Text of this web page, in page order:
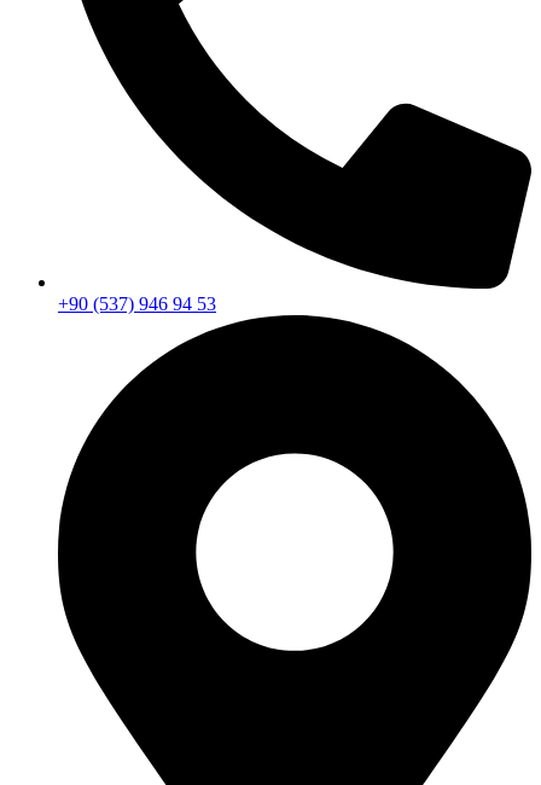
+90 (537) 946 94 53